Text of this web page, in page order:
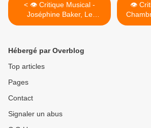
< 👁️ Critique Musical -
Joséphine Baker, Le
Musical
👁️
Hébergé par Overblog
Top articles
Pages
Contact
Signaler un abus